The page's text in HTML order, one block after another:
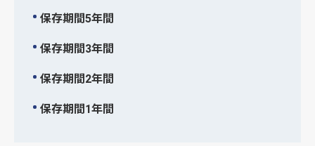
保存期間5年間
保存期間3年間
保存期間2年間
保存期間1年間